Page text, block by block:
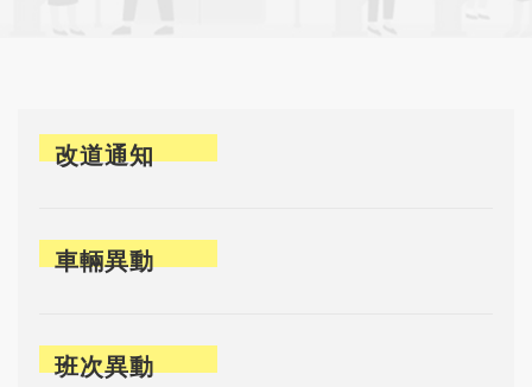
改道通知
車輛異動
班次異動